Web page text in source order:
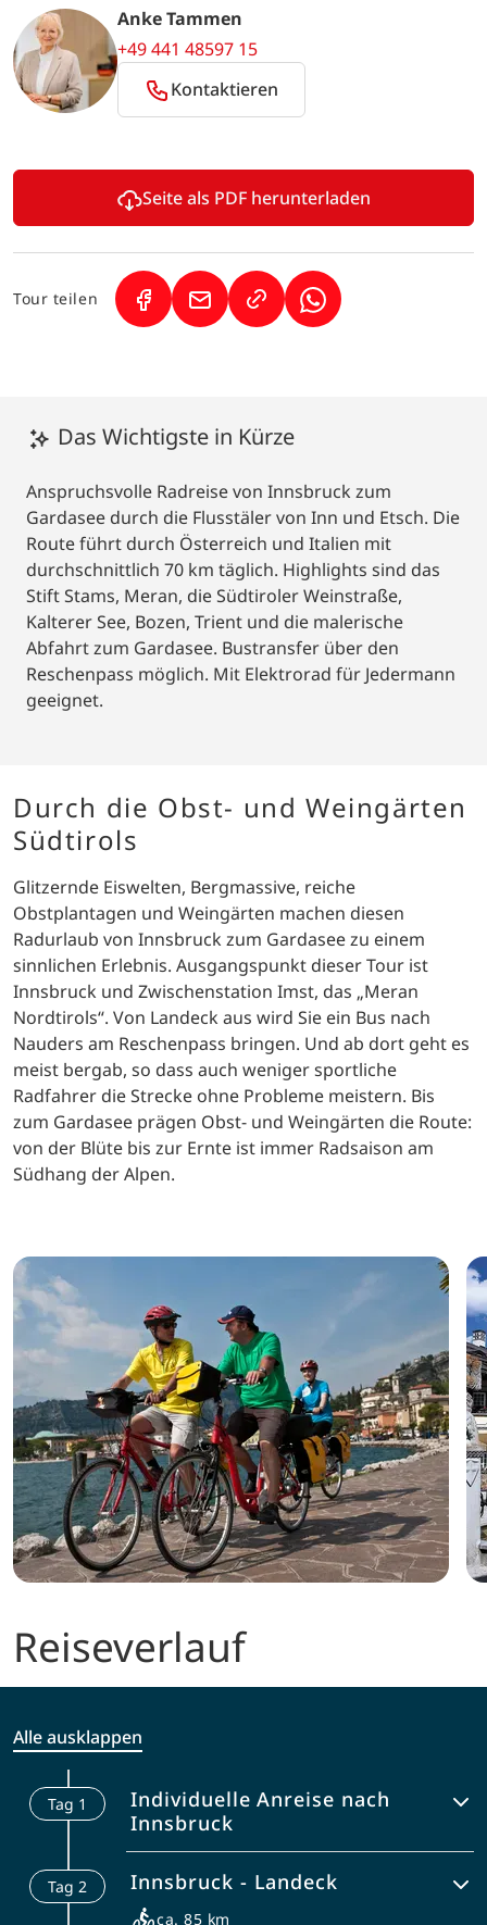
Das Wichtigste in Kürze
Anspruchsvolle Radreise von Innsbruck zum
Gardasee durch die Flusstäler von Inn und Etsch. Die
Route führt durch Österreich und Italien mit
durchschnittlich 70 km täglich. Highlights sind das
Stift Stams, Meran, die Südtiroler Weinstraße,
Kalterer See, Bozen, Trient und die malerische
Abfahrt zum Gardasee. Bustransfer über den
Reschenpass möglich. Mit Elektrorad für Jedermann
geeignet.
Durch die Obst- und Weingärten
Südtirols
Glitzernde Eiswelten, Bergmassive, reiche
Obstplantagen und Weingärten machen diesen
Radurlaub von Innsbruck zum Gardasee zu einem
sinnlichen Erlebnis. Ausgangspunkt dieser Tour ist
Innsbruck und Zwischenstation Imst, das „Meran
Nordtirols“. Von Landeck aus wird Sie ein Bus nach
Nauders am Reschenpass bringen. Und ab dort geht es
meist bergab, so dass auch weniger sportliche
Radfahrer die Strecke ohne Probleme meistern. Bis
zum Gardasee prägen Obst- und Weingärten die Route:
von der Blüte bis zur Ernte ist immer Radsaison am
Südhang der Alpen.
Anke Tammen
+49 441 48597 15
Kontaktieren
Seite als PDF herunterladen
Tour teilen (Link öffnet in neuem Tab)
(Link öffnet in neuem Tab)
(Link öffnet in
Reiseverlauf
Alle ausklappen
Tag 1
Individuelle Anreise nach
Innsbruck
„Goldenem Dachl“. Am späten
Nachmittag Informationsgespräch und
Tag 2 Innsbruck - Landeck
ca. 85 km